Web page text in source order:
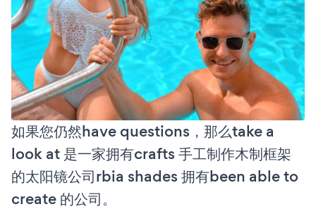
如果您仍然have questions，那么take a
look at 是一家拥有crafts 手工制作木制框架
的太阳镜公司rbia shades 拥有been able to
create 的公司。